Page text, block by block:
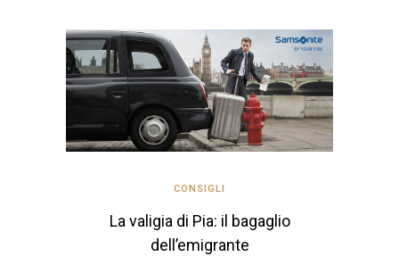
CONSIGLI
La valigia di Pia: il bagaglio
dell’emigrante